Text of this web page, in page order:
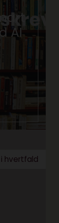
AI
hvertfald